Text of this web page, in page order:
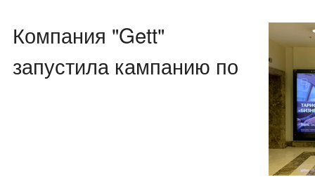
Компания "Gett"
запустила кампанию по